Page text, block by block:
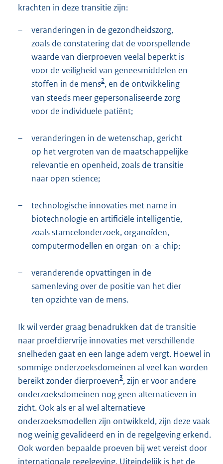
krachten in deze transitie zijn:
–
veranderingen in de gezondheidszorg,
zoals de constatering dat de voorspellende
waarde van dierproeven veelal beperkt is
voor de veiligheid van geneesmiddelen en
stoffen in de mens2, en de ontwikkeling
van steeds meer gepersonaliseerde zorg
voor de individuele patiënt;
–
veranderingen in de wetenschap, gericht
op het vergroten van de maatschappelijke
relevantie en openheid, zoals de transitie
naar open science;
–
technologische innovaties met name in
biotechnologie en artificiële intelligentie,
zoals stamcelonderzoek, organoïden,
computermodellen en organ-on-a-chip;
–
veranderende opvattingen in de
samenleving over de positie van het dier
ten opzichte van de mens.
Ik wil verder graag benadrukken dat de transitie
naar proefdiervrije innovaties met verschillende
snelheden gaat en een lange adem vergt. Hoewel in
sommige onderzoeksdomeinen al veel kan worden
bereikt zonder dierproeven3, zijn er voor andere
onderzoeksdomeinen nog geen alternatieven in
zicht. Ook als er al wel alternatieve
onderzoeksmodellen zijn ontwikkeld, zijn deze vaak
nog weinig gevalideerd en in de regelgeving erkend.
Ook worden bepaalde proeven bij wet vereist door
internationale regelgeving. Uiteindelijk is het de